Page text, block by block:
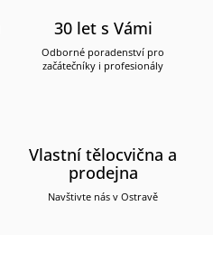
30 let s Vámi
Odborné poradenství pro
začátečníky i profesionály
Vlastní tělocvična a
prodejna
Navštivte nás v Ostravě